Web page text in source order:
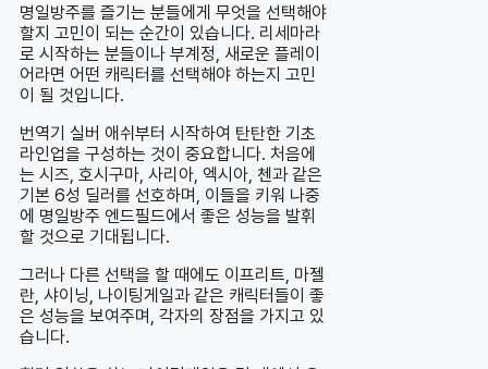
명일방주를 즐기는 분들에게 무엇을 선택해야
할지 고민이 되는 순간이 있습니다. 리세마라
로 시작하는 분들이나 부계정, 새로운 플레이
어라면 어떤 캐릭터를 선택해야 하는지 고민
이 될 것입니다.
번역기 실버 애쉬부터 시작하여 탄탄한 기초
라인업을 구성하는 것이 중요합니다. 처음에
는 시즈, 호시구마, 사리아, 엑시아, 첸과 같은
기본 6성 딜러를 선호하며, 이들을 키워 나중
에 명일방주 엔드필드에서 좋은 성능을 발휘
할 것으로 기대됩니다.
그러나 다른 선택을 할 때에도 이프리트, 마젤
란, 샤이닝, 나이팅게일과 같은 캐릭터들이 좋
은 성능을 보여주며, 각자의 장점을 가지고 있
습니다.